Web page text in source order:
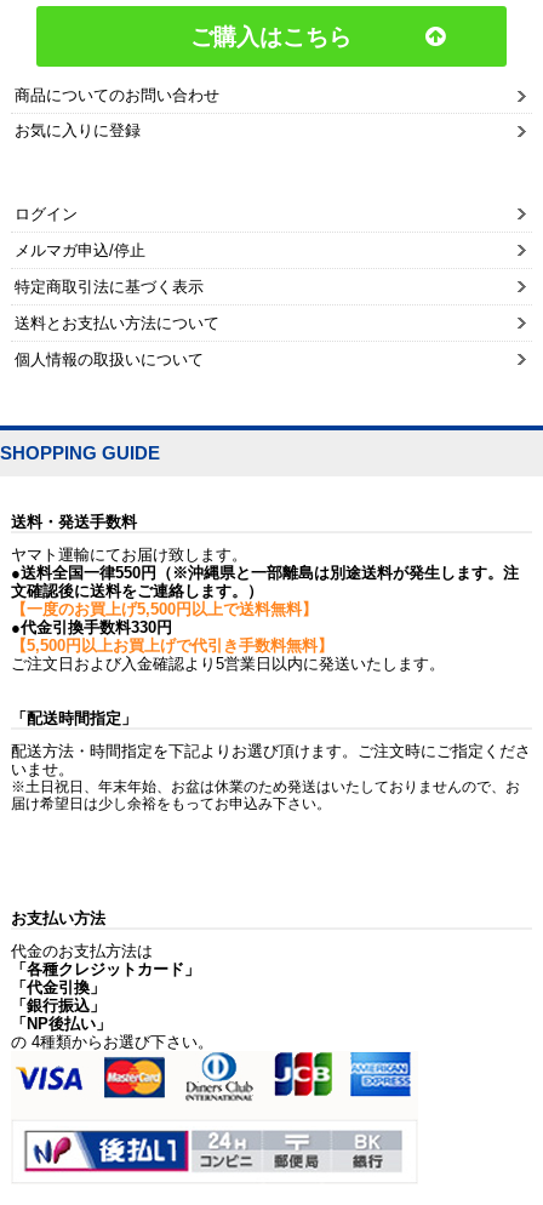
ご購入はこちら
商品についてのお問い合わせ
お気に入りに登録
ログイン
メルマガ申込/停止
特定商取引法に基づく表示
送料とお支払い方法について
個人情報の取扱いについて
SHOPPING GUIDE
送料・発送手数料
ヤマト運輸にてお届け致します。
●送料全国一律550円（※沖縄県と一部離島は別途送料が発生します。注
文確認後に送料をご連絡します。）
【一度のお買上げ5,500円以上で送料無料】
●代金引換手数料330円
【5,500円以上お買上げで代引き手数料無料】
ご注文日および入金確認より5営業日以内に発送いたします。
「配送時間指定」
配送方法・時間指定を下記よりお選び頂けます。ご注文時にご指定くださ
いませ。
※土日祝日、年末年始、お盆は休業のため発送はいたしておりませんので、お
届け希望日は少し余裕をもってお申込み下さい。
お支払い方法
代金のお支払方法は
「各種クレジットカード」
「代金引換」
「銀行振込」
「NP後払い」
の 4種類からお選び下さい。